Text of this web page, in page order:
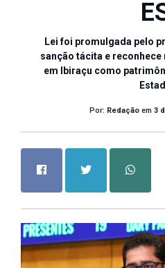
Lei foi promulgada pelo
sanção tácita e
em Ibiraçu como
Por: Redação em 3